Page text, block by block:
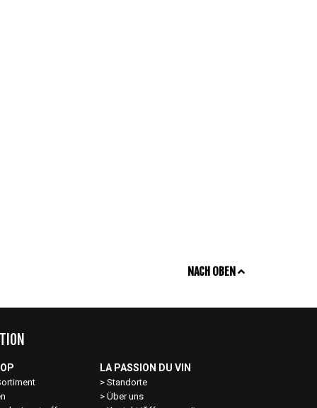
NACH OBEN
LA PASSION DU VIN
Standorte
Über uns